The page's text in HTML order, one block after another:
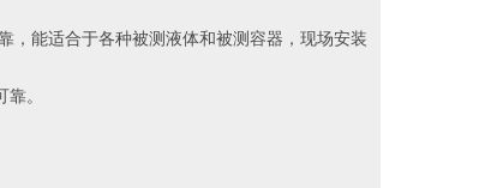
，能适合于各种被测液体和被测容器，现场安装
。